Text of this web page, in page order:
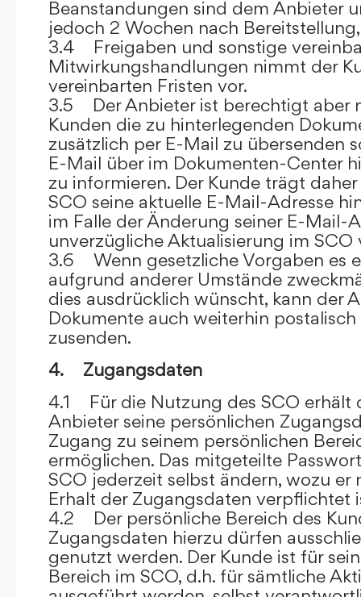
Beanstandungen sind dem Anbieter
jedoch 2 Wochen nach
3.4 Freigaben und sonstige
Mitwirkungshandlungen nimmt der
vereinbarten Fristen vor.
3.5 Der Anbieter ist berechtigt aber
Kunden die zu hinterlegenden
zusätzlich per E-Mail zu übersenden
E-Mail über im Dokumenten-Center
zu informieren. Der Kunde trägt
SCO seine aktuelle E-Mail-Adresse
im Falle der Änderung seiner E-Mail-
unverzügliche Aktualisierung im SCO
3.6 Wenn gesetzliche Vorgaben es
aufgrund anderer Umstände
dies ausdrücklich wünscht, kann der
Dokumente auch weiterhin
zusenden.
4. Zugangsdaten
4.1 Für die Nutzung des SCO erhält
Anbieter seine persönlichen
Zugang zu seinem persönlichen
ermöglichen. Das mitgeteilte
SCO jederzeit selbst ändern, wozu er
Erhalt der Zugangsdaten verpflichtet
4.2 Der persönliche Bereich des
Zugangsdaten hierzu dürfen
genutzt werden. Der Kunde ist für
Bereich im SCO, d.h. für sämtliche